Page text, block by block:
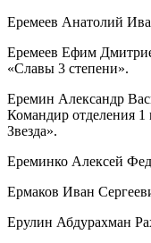
Еремеев Анатолий
Еремеев Ефим
«Славы 3 степени».
Еремин Александр
Командир отделения 1
Звезда».
Ереминко Алексей
Ермаков Иван
Ерулин Абдурахман